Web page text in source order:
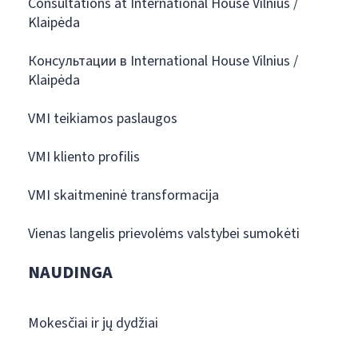
Klaipėda
Консультации в International House Vilnius /
Klaipėda
VMI teikiamos paslaugos
VMI kliento profilis
VMI skaitmeninė transformacija
Vienas langelis prievolėms valstybei sumokėti
NAUDINGA
Mokesčiai ir jų dydžiai